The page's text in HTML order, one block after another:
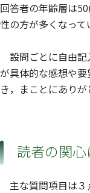
回答者の年齢層は
性の方が多くなって
設問ごとに自由記
が具体的な感想や
き，まことにありが
読者の関
主な質問項目は３